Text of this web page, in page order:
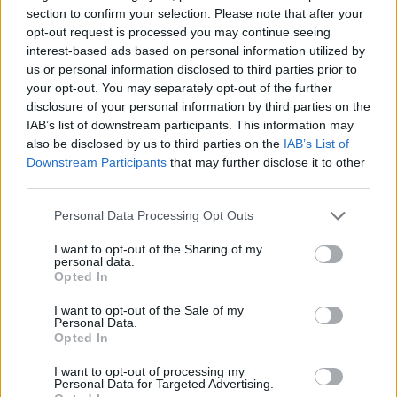
section to confirm your selection. Please note that after your
opt-out request is processed you may continue seeing
interest-based ads based on personal information utilized by
us or personal information disclosed to third parties prior to
your opt-out. You may separately opt-out of the further
disclosure of your personal information by third parties on the
IAB’s list of downstream participants. This information may
also be disclosed by us to third parties on the IAB’s List of
Downstream Participants that may further disclose it to other
Please note that this website/app uses one or more Google
not limited to your visit or usage behaviour. You may click to
grant or deny consent to Google and its third-party tags to
use your data for below specified purposes in below Google
consent section.
Personal Data Processing Opt Outs
I want to opt-out of the Sharing of my
personal data.
Opted In
I want to opt-out of the Sale of my
Personal Data.
Opted In
I want to opt-out of processing my
Personal Data for Targeted Advertising.